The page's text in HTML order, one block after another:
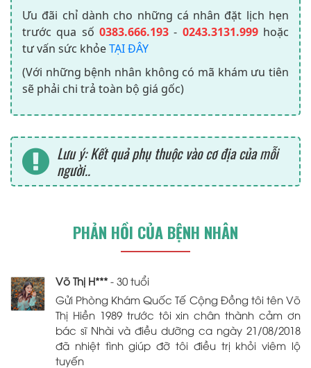
Ưu đãi chỉ dành cho những cá nhân đặt lịch hẹn
trước qua số 0383.666.193 - 0243.3131.999hoặc
tư vấn sức khỏeTẠI ĐÂY
(Với những bệnh nhân không có mã khám ưu tiên
sẽ phải chi trả toàn bộ giá gốc)
Lưu ý: Kết quả phụ thuộc vào cơ địa của mỗi
người..
PHẢN HỒI CỦA BỆNH NHÂN
Võ Thị H*** - 30 tuổi
Gửi Phòng Khám Quốc Tế Cộng Đồng tôi tên Võ
Thị Hiền 1989 trước tôi xin chân thành cảm ơn
bác sĩ Nhài và điều dưỡng ca ngày 21/08/2018
đã nhiệt tình giúp đỡ tôi điều trị khỏi viêm lộ
tuyến